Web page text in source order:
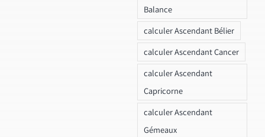
Balance
calculer Ascendant Bélier
calculer Ascendant Cancer
calculer Ascendant
Capricorne
calculer Ascendant
Gémeaux